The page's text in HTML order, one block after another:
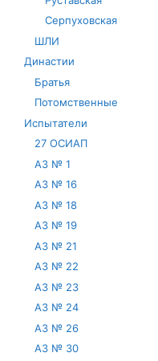
Серпуховская
ШЛИ
Династии
Братья
Потомственные
Испытатели
27 ОСИАП
АЗ № 1
АЗ № 16
АЗ № 18
АЗ № 19
АЗ № 21
АЗ № 22
АЗ № 23
АЗ № 24
АЗ № 26
АЗ № 30